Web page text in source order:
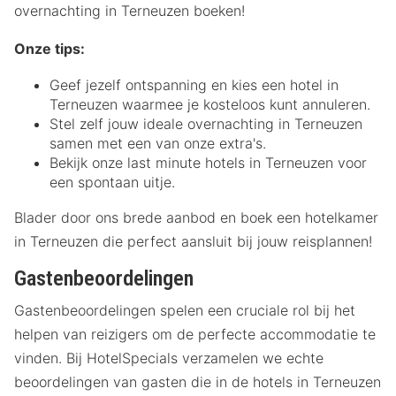
overnachting in Terneuzen boeken!
Onze tips:
Geef jezelf ontspanning en kies een hotel in
Terneuzen waarmee je kosteloos kunt annuleren.
Stel zelf jouw ideale overnachting in Terneuzen
samen met een van onze extra's.
Bekijk onze last minute hotels in Terneuzen voor
een spontaan uitje.
Blader door ons brede aanbod en boek een hotelkamer
in Terneuzen die perfect aansluit bij jouw reisplannen!
Gastenbeoordelingen
Gastenbeoordelingen spelen een cruciale rol bij het
helpen van reizigers om de perfecte accommodatie te
vinden. Bij HotelSpecials verzamelen we echte
beoordelingen van gasten die in de hotels in Terneuzen